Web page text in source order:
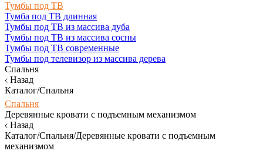
Тумбы под ТВ
Тумба под ТВ длинная
Тумбы под ТВ из массива дуба
Тумбы под ТВ из массива сосны
Тумбы под ТВ современные
Тумбы под телевизор из массива дерева
Спальня
Назад
Каталог/Спальня
Спальня
Деревянные кровати с подъемным механизмом
Назад
Каталог/Спальня/Деревянные кровати с подъемным
механизмом